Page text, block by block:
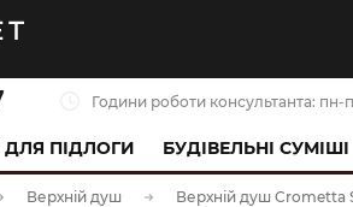
Години роботи консультанта: пн-
ПІДЛОГИ БУДІВЕЛЬНІ СУМІШІ
Верхній душ Верхній душ Crometta